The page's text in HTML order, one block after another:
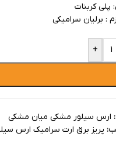
کربنات
: برلیان سرامیکی
+
ارس سیلور مشکی میان مشکی
پریز برق ارت سرامیک ارس